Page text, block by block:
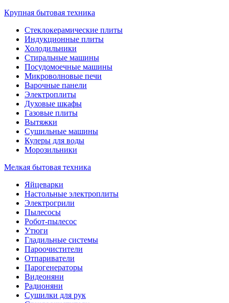
Крупная бытовая техника
Стеклокерамические плиты
Индукционные плиты
Холодильники
Стиральные машины
Посудомоечные машины
Микроволновые печи
Варочные панели
Электроплиты
Духовые шкафы
Газовые плиты
Вытяжки
Сушильные машины
Кулеры для воды
Морозильники
Мелкая бытовая техника
Яйцеварки
Настольные электроплиты
Электрогрили
Пылесосы
Робот-пылесос
Утюги
Гладильные системы
Пароочистители
Отпариватели
Парогенераторы
Видеоняни
Радионяни
Сушилки для рук